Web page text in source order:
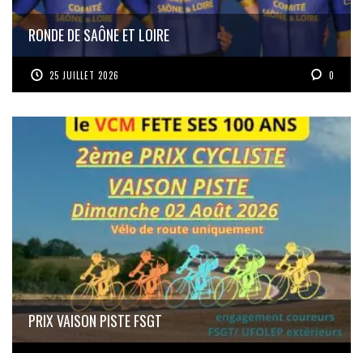
RONDE DE SAÔNE ET LOIRE
25 JUILLET 2026 0
PRIX VAISON PISTE FSGT